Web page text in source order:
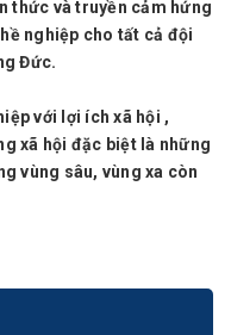
thức và truyền cảm hứng
nghiệp cho tất cả đội
Đức.
với lợi ích xã hội ,
xã hội đặc biệt là những
vùng sâu, vùng xa còn